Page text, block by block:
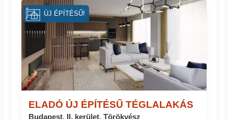
ELADÓ ÚJ ÉPÍTÉSŰ TÉGLALAKÁS
Budapest, II. kerület, Törökvész
ÚJ ÉPÍTÉSŰ!